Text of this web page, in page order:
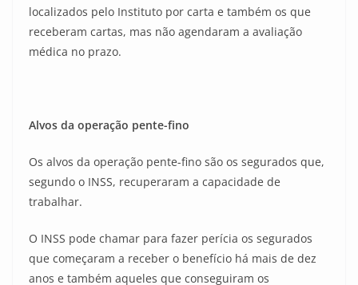
localizados pelo Instituto por carta e também os que
receberam cartas, mas não agendaram a avaliação
médica no prazo.
Alvos da operação pente-fino
Os alvos da operação pente-fino são os segurados que,
segundo o INSS, recuperaram a capacidade de
trabalhar.
O INSS pode chamar para fazer perícia os segurados
que começaram a receber o benefício há mais de dez
anos e também aqueles que conseguiram os